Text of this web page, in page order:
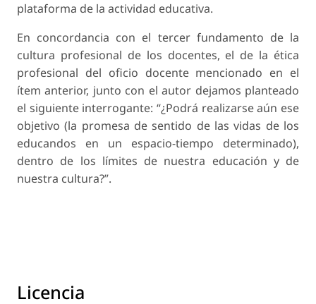
plataforma de la actividad educativa.
En concordancia con el tercer fundamento de la
cultura profesional de los docentes, el de la ética
profesional del oficio docente mencionado en el
ítem anterior, junto con el autor dejamos planteado
el siguiente interrogante: “¿Podrá realizarse aún ese
objetivo (la promesa de sentido de las vidas de los
educandos en un espacio-tiempo determinado),
dentro de los límites de nuestra educación y de
nuestra cultura?”.
Licencia